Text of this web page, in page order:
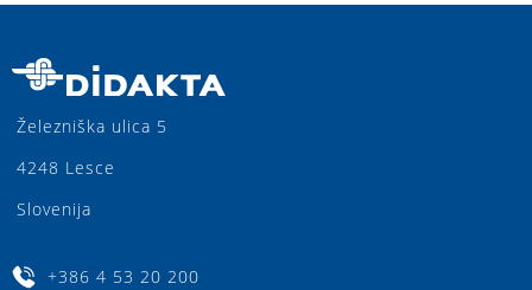
Železniška ulica 5
4248 Lesce
Slovenija
+386 4 53 20 200